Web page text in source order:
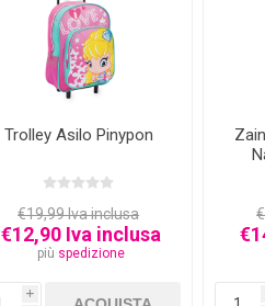
Trolley Asilo Pinypon
€19,99 Iva inclusa
€12,90 Iva inclusa
più spedizione
i